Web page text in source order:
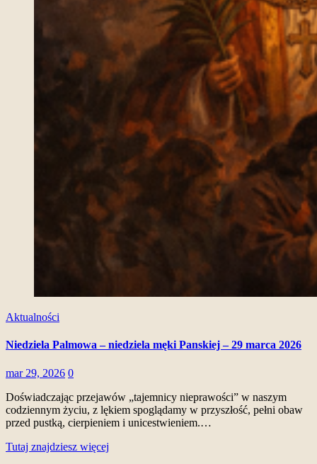
Aktualności
Niedziela Palmowa – niedziela męki Panskiej – 29 marca 2026
mar 29, 2026 0
Doświadczając przejawów „tajemnicy nieprawości” w naszym
codziennym życiu, z lękiem spoglądamy w przyszłość, pełni obaw
przed pustką, cierpieniem i unicestwieniem.…
Tutaj znajdziesz więcej